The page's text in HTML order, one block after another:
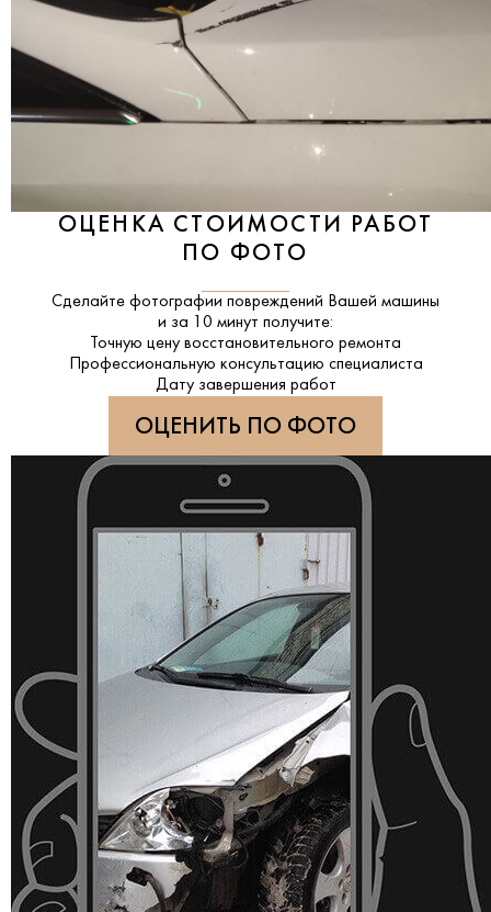
ОЦЕНКА СТОИМОСТИ РАБОТ
ПО ФОТО
Сделайте фотографии повреждений Вашей машины
и за 10 минут получите:
Точную цену восстановительного ремонта
Профессиональную консультацию специалиста
Дату завершения работ
ОЦЕНИТЬ ПО ФОТО